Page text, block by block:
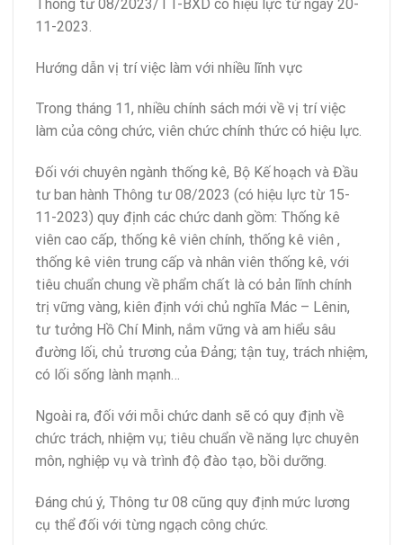
Thông tư 08/2023/TT-BXD có hiệu lực từ ngày 20-
11-2023.
Hướng dẫn vị trí việc làm với nhiều lĩnh vực
Trong tháng 11, nhiều chính sách mới về vị trí việc
làm của công chức, viên chức chính thức có hiệu lực.
Đối với chuyên ngành thống kê, Bộ Kế hoạch và Đầu
tư ban hành Thông tư 08/2023 (có hiệu lực từ 15-
11-2023) quy định các chức danh gồm: Thống kê
viên cao cấp, thống kê viên chính, thống kê viên ,
thống kê viên trung cấp và nhân viên thống kê, với
tiêu chuẩn chung về phẩm chất là có bản lĩnh chính
trị vững vàng, kiên định với chủ nghĩa Mác – Lênin,
tư tưởng Hồ Chí Minh, nắm vững và am hiểu sâu
đường lối, chủ trương của Đảng; tận tuỵ, trách nhiệm,
có lối sống lành mạnh…
Ngoài ra, đối với mỗi chức danh sẽ có quy định về
chức trách, nhiệm vụ; tiêu chuẩn về năng lực chuyên
môn, nghiệp vụ và trình độ đào tạo, bồi dưỡng.
Đáng chú ý, Thông tư 08 cũng quy định mức lương
cụ thể đối với từng ngạch công chức.